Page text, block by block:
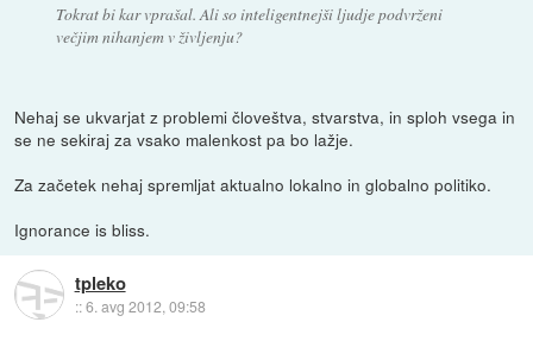
Tokrat bi kar vprašal. Ali so inteligentnejši ljudje podvrženi
večjim nihanjem v življenju?
Nehaj se ukvarjat z problemi človeštva, stvarstva, in sploh vsega in
se ne sekiraj za vsako malenkost pa bo lažje.
Za začetek nehaj spremljat aktualno lokalno in globalno politiko.
Ignorance is bliss.
tpleko
::6. avg 2012, 09:58